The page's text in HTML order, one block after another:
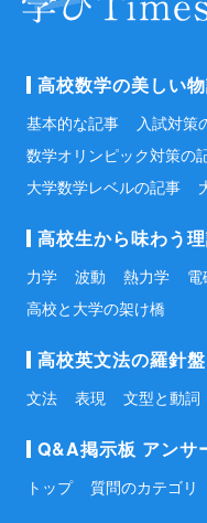
高校数学の美しい
基本的な記事 入試対策
数学オリンピック対策の
大学数学レベルの記事
高校生から味わう
力学 波動 熱力学
高校と大学の架け橋
高校英文法の羅針盤
文法 表現 文型と動詞
Q&A掲示板 アンサ
トップ 質問のカテゴリ